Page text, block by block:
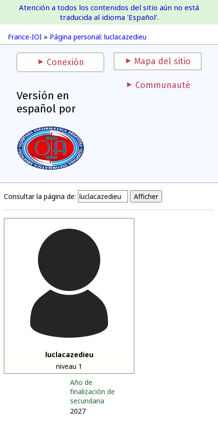
France-IOI
France-IOI » Página personal: luclacazedieu
Atención a todos los contenidos del sitio aún no está
traducida al idioma 'Español'.
Conexión Mapa del sitio
Versión en
español por
Communauté
Consultar la página de:
luclacazedieu
niveau 1
Año de
finalización de
secundaria
2027